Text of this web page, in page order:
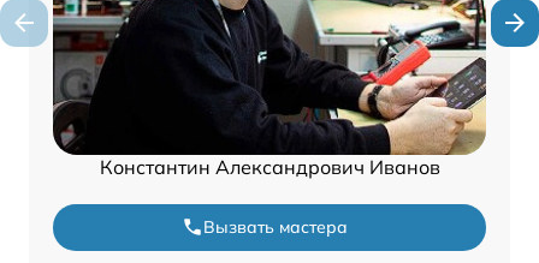
Константин Александрович Иванов
Вызвать мастера